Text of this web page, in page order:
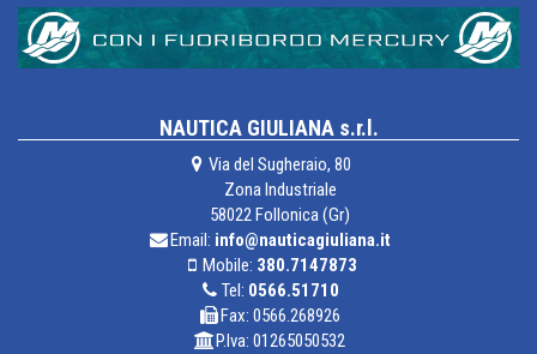
NAUTICA GIULIANA s.r.l.
Via del Sugheraio, 80
Zona Industriale
58022 Follonica (Gr)
Email: info@nauticagiuliana.it
Mobile: 380.7147873
Tel: 0566.51710
Fax: 0566.268926
P.Iva: 01265050532